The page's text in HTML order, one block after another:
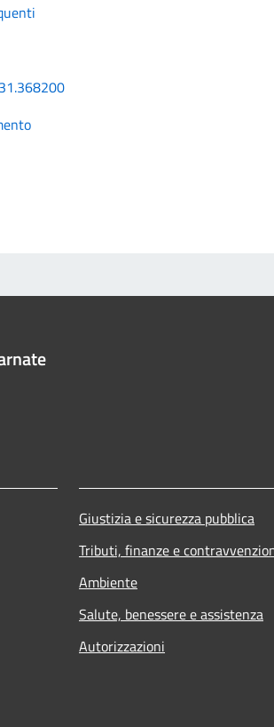
Giustizia e sicurezza pubblica
Tributi, finanze e
Ambiente
Salute, benessere e assistenza
Autorizzazioni